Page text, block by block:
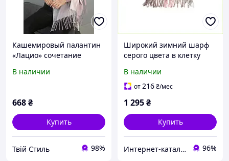
Кашемировый палантин
«Лацио» сочетание
(7030) Braxton розовый +
В наличии
668₴
Купить
Твій Стиль 98%
Широкий зимний шарф
серого цвета в клетку
В наличии
от216₴/мес
1 295₴
Купить
Интернет-кат​алог ск​​ид​​​ок "TRIVIA" 96%